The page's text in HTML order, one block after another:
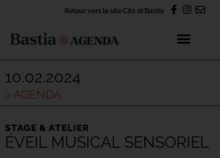
Retour vers le site Cità di Bastia
10.02.2024
> AGENDA
STAGE & ATELIER
ÉVEIL MUSICAL SENSORIEL